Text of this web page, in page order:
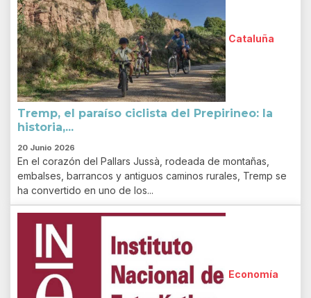
Cataluña
Tremp, el paraíso ciclista del Prepirineo: la
historia,...
20 Junio 2026
En el corazón del Pallars Jussà, rodeada de montañas,
embalses, barrancos y antiguos caminos rurales, Tremp se
ha convertido en uno de los...
Economía